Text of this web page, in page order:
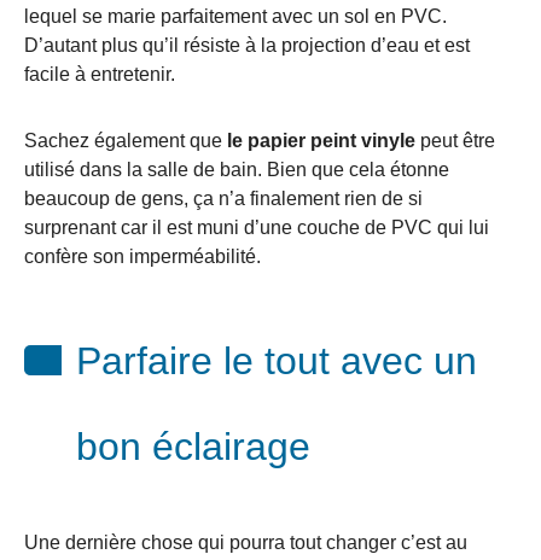
lequel se marie parfaitement avec un sol en PVC.
D’autant plus qu’il résiste à la projection d’eau et est
facile à entretenir.
Sachez également que le papier peint vinyle peut être
utilisé dans la salle de bain. Bien que cela étonne
beaucoup de gens, ça n’a finalement rien de si
surprenant car il est muni d’une couche de PVC qui lui
confère son imperméabilité.
Parfaire le tout avec un
bon éclairage
Une dernière chose qui pourra tout changer c’est au